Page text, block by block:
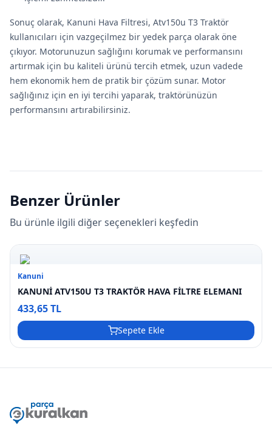
Sonuç olarak, Kanuni Hava Filtresi, Atv150u T3 Traktör
kullanıcıları için vazgeçilmez bir yedek parça olarak öne
çıkıyor. Motorunuzun sağlığını korumak ve performansını
artırmak için bu kaliteli ürünü tercih etmek, uzun vadede
hem ekonomik hem de pratik bir çözüm sunar. Motor
sağlığınız için en iyi tercihi yaparak, traktörünüzün
performansını artırabilirsiniz.
Benzer Ürünler
Bu ürünle ilgili diğer seçenekleri keşfedin
Kanuni
KANUNİ ATV150U T3 TRAKTÖR HAVA FİLTRE ELEMANI
433,65 TL
Sepete Ekle